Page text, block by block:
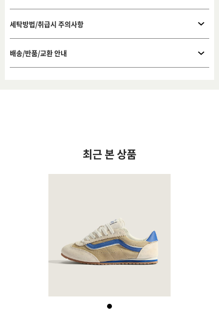
세탁방법/취급시 주의사항
배송/반품/교환 안내
최근 본 상품